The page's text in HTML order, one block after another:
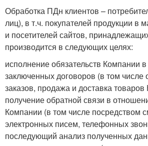
Обработка ПДн клиентов –
лиц), в т.ч. покупателей продукции в
и посетителей сайтов,
производится в следующих целях:
исполнение обязательств Компании
заключенных договоров (в том
заказов, продажа и доставка
получение обратной связи в
Компании (в том числе посредством
электронных писем, телефонных
последующий анализ полученных